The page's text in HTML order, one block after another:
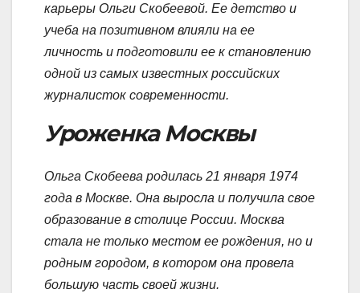
карьеры Ольги Скобеевой. Ее детство и
учеба на позитивном влияли на ее
личность и подготовили ее к становлению
одной из самых известных российских
журналисток современности.
Уроженка Москвы
Ольга Скобеева родилась 21 января 1974
года в Москве. Она выросла и получила свое
образование в столице России. Москва
стала не только местом ее рождения, но и
родным городом, в котором она провела
большую часть своей жизни.